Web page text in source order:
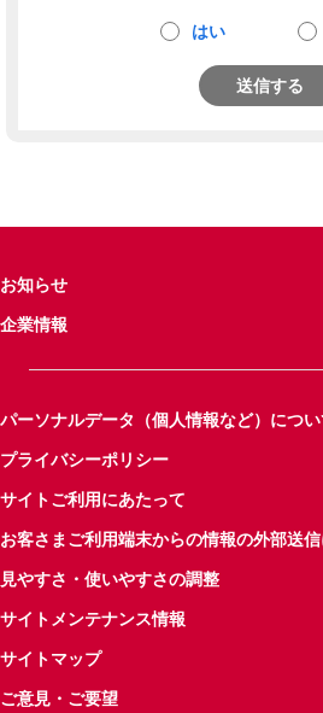
はい
送信する
お知らせ
企業情報
パーソナルデータ（個人情報など）につい
プライバシーポリシー
サイトご利用にあたって
お客さまご利用端末からの情報の外部送
見やすさ・使いやすさの調整
サイトメンテナンス情報
サイトマップ
ご意見・ご要望